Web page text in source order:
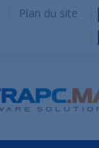
Plan du site